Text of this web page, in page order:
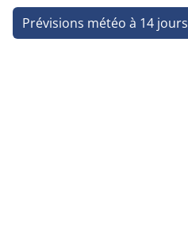
Prévisions météo à 14 jours